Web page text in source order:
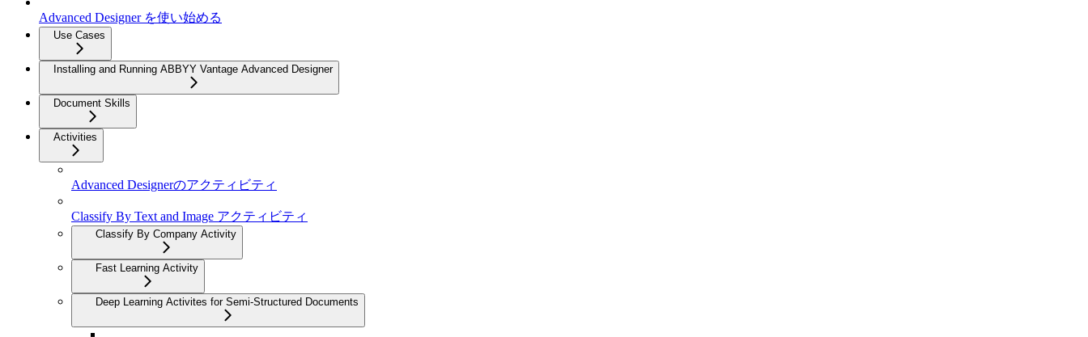
Advanced Designer を使い始める
Use Cases
Installing and Running ABBYY Vantage Advanced Designer
Document Skills
Activities
Advanced Designerのアクティビティ
Classify By Text and Image アクティビティ
Classify By Company Activity
Fast Learning Activity
Deep Learning Activites for Semi-Structured Documents